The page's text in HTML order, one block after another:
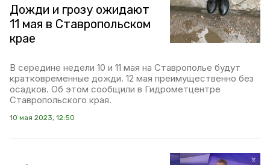
Дожди и грозу ожидают
11 мая в Ставропольском
крае
В середине недели 10 и 11 мая на Ставрополье будут
кратковременные дожди. 12 мая преимущественно без
осадков. Об этом сообщили в Гидрометцентре
Ставропольского края.
10 мая 2023, 12:50